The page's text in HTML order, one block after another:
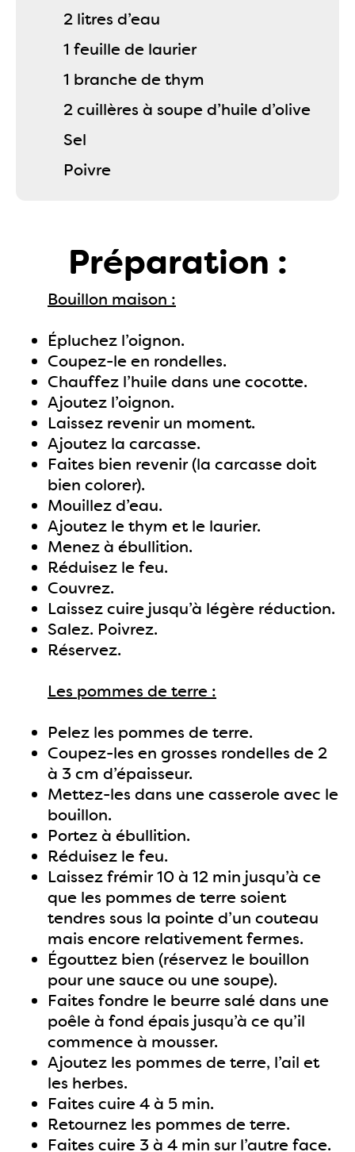
2 litres d’eau
1 feuille de laurier
1 branche de thym
2 cuillères à soupe d’huile d’olive
Sel
Poivre
Préparation :
Bouillon maison :
Épluchez l’oignon.
Coupez-le en rondelles.
Chauffez l’huile dans une cocotte.
Ajoutez l’oignon.
Laissez revenir un moment.
Ajoutez la carcasse.
Faites bien revenir (la carcasse doit
bien colorer).
Mouillez d’eau.
Ajoutez le thym et le laurier.
Menez à ébullition.
Réduisez le feu.
Couvrez.
Laissez cuire jusqu’à légère réduction.
Salez. Poivrez.
Réservez.
Les pommes de terre :
Pelez les pommes de terre.
Coupez-les en grosses rondelles de 2
à 3 cm d’épaisseur.
Mettez-les dans une casserole avec le
bouillon.
Portez à ébullition.
Réduisez le feu.
Laissez frémir 10 à 12 min jusqu’à ce
que les pommes de terre soient
tendres sous la pointe d’un couteau
mais encore relativement fermes.
Égouttez bien (réservez le bouillon
pour une sauce ou une soupe).
Faites fondre le beurre salé dans une
poêle à fond épais jusqu’à ce qu’il
commence à mousser.
Ajoutez les pommes de terre, l’ail et
les herbes.
Faites cuire 4 à 5 min.
Retournez les pommes de terre.
Faites cuire 3 à 4 min sur l’autre face.